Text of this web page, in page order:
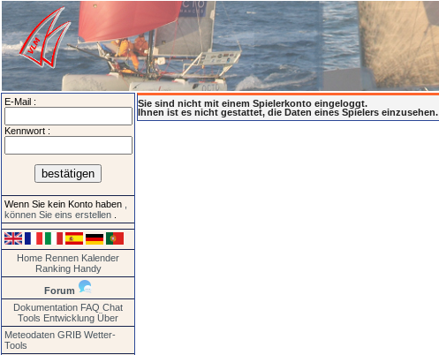
E-Mail :
Kennwort :
Wenn Sie kein Konto haben
können Sie eins erstellen
Home Rennen Kalender
Ranking Handy
Forum
Dokumentation FAQ Chat
Tools Entwicklung Über
Meteodaten GRIB Wetter-
Tools
Sie sind nicht mit einem Spielerkonto eingeloggt.
Ihnen ist es nicht gestattet, die Daten eines Spielers einzusehen.